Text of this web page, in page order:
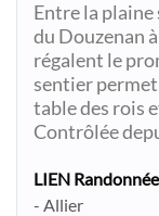
Entre la
du Douzenan
régalent le
sentier permet
table des rois
Contrôlée
LIEN Randonnée
- Allier